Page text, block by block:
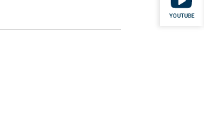
YOUTUBE